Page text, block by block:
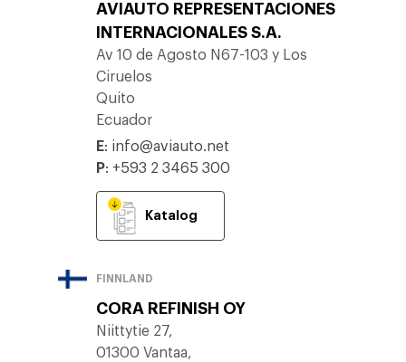
AVIAUTO REPRESENTACIONES
INTERNACIONALES S.A.
Av 10 de Agosto N67-103 y Los
Ciruelos
Quito
Ecuador
E: info@aviauto.net
P: +593 2 3465 300
Katalog
FINNLAND
CORA REFINISH OY
Niittytie 27,
01300 Vantaa,